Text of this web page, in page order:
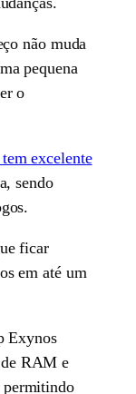
não muda
pequena
o
excelente
sendo
ficar
em até um
Exynos
RAM e
permitindo